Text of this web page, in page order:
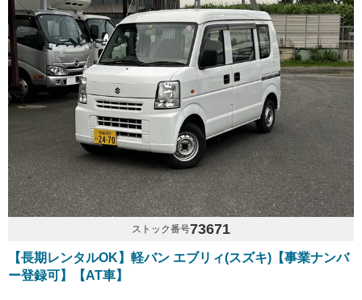
ストック番号73671
【長期レンタルOK】軽バン エブリィ(スズキ)【事業ナンバ
ー登録可】【AT車】